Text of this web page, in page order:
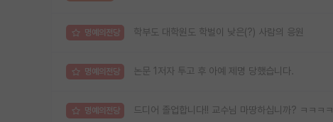
명예의전당 학부도 대학원도 학벌이 낮은(?) 사람의 응원
명예의전당 논문 1저자 투고 후 아예 제명 당했습니다.
명예의전당 드디어 졸업합니다!! 교수님 마땅하십니까? ㅋㅋㅋㅋ